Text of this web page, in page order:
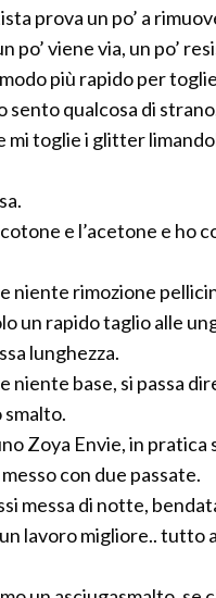
prova un po’ a
po’ viene via, un po’
più rapido per
sento qualcosa di
mi toglie i glitter
e l’acetone e ho
niente rimozione
un rapido taglio alle
lunghezza.
niente base, si passa
smalto.
Zoya Envie, in pratica
con due passate.
messa di notte,
lavoro migliore.. tutto